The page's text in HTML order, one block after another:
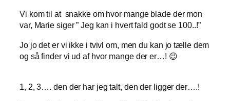
Vi kom til at snakke om hvor mange blade der mon
var, Marie siger ” Jeg kan i hvert fald godt se 100..!”
Jo jo det er vi ikke i tvivl om, men du kan jo tælle dem
og så finder vi ud af hvor mange der er…! 😉
1, 2, 3…. den der har jeg talt, den der ligger der….!